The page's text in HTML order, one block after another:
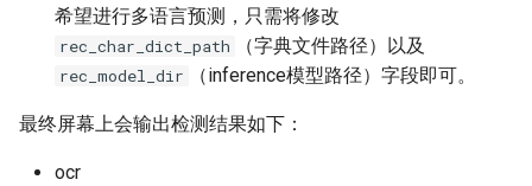
希望进行多语言预测，只需将修改
rec_char_dict_path （字典文件路径）以及
rec_model_dir （inference模型路径）字段即可。
最终屏幕上会输出检测结果如下：
ocr